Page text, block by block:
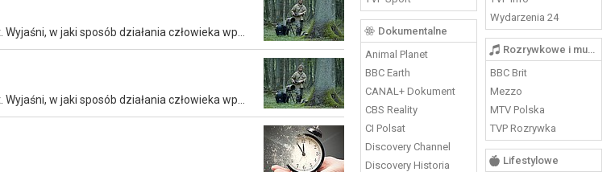
Dokumentalne
Animal Planet
BBC Earth
CANAL+ Dokument
CBS Reality
CI Polsat
Discovery Channel
Discovery Historia
Wydarzenia 24
Rozrywkowe i muzyczne
BBC Brit
Mezzo
MTV Polska
TVP Rozrywka
Lifestylowe